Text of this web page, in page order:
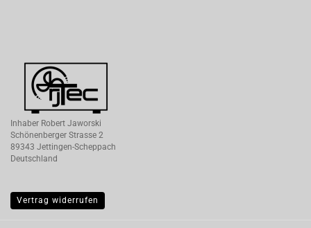
Inhaber Robert Jaworski
Schönenberger Strasse 2
89343 Jettingen-Scheppach
Deutschland
Vertrag widerrufen